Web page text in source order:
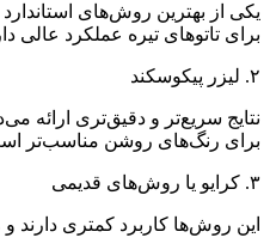
یکی از بهترین روش‌های
برای تاتوهای تیره عملکرد عالی
۲. لیزر پیکوسکند
نتایج سریع‌تر و دقیق‌تری ارائه
برای رنگ‌های روشن مناسب‌تر
۳. کرایو یا روش‌های قدیمی
این روش‌ها کاربرد کمتری دارند